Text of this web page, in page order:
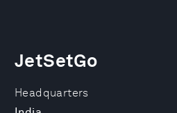
Headquarters
JetSetGo